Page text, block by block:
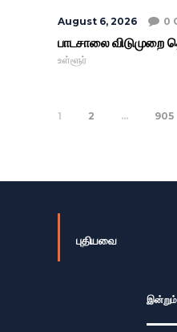
August 6, 2026 0
பாடசாலை விடுமுறை
உள்ளூர்
1 2 … 905
புதியவை